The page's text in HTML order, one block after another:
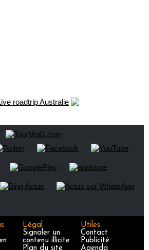
Légal
Signaler un
contenu illicite
Plan du site
Utiles
Contact
Publicité
Agenda